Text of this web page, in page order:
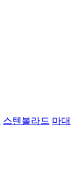
스텐볼라드 마대